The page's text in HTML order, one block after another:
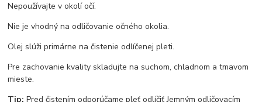
Nepoužívajte v okolí očí.
Nie je vhodný na odličovanie očného okolia.
Olej slúži primárne na čistenie odlíčenej pleti.
Pre zachovanie kvality skladujte na suchom, chladnom a tmavom
mieste.
Tip:Pred čistením odporúčame pleť odlíčiť Jemným odličovacím